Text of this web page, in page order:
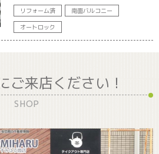
リフォーム済
南面バルコニー
オートロック
ご来店ください！
SHOP